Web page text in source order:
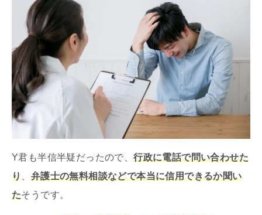
Y君も半信半疑だったので、行政に電話で問い合わせた
り
弁護士の無料相談などで本当に信用できるか聞い
たそうです。